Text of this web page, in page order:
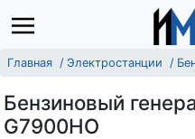
Главная Электростанции
Бензиновый
G7900HO